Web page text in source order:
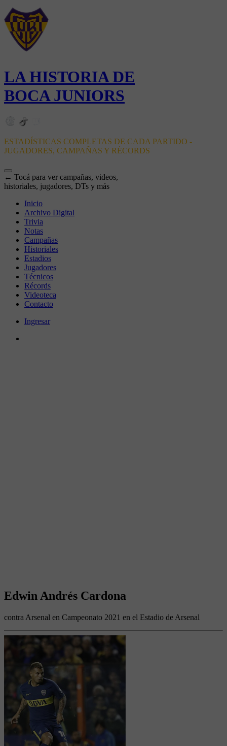
LA HISTORIA DE
BOCA JUNIORS
ESTADÍSTICAS COMPLETAS DE CADA PARTIDO -
JUGADORES, CAMPAÑAS Y RÉCORDS
← Tocá para ver campañas, videos,
historiales, jugadores, DTs y más
Inicio
Archivo Digital
Trivia
Notas
Campañas
Historiales
Estadios
Jugadores
Técnicos
Récords
Videoteca
Contacto
Ingresar
Edwin Andrés Cardona
contra Arsenal en Campeonato 2021 en el Estadio de Arsenal